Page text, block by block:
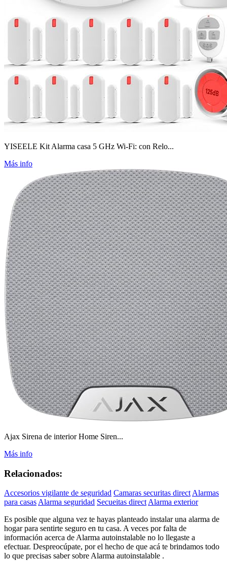
YISEELE Kit Alarma casa 5 GHz Wi-Fi: con Relo...
Más info
Ajax Sirena de interior Home Siren...
Más info
Relacionados:
Accesorios vigilante de seguridad Camaras securitas direct Alarmas
para casas Alarma seguridad Secueitas direct Alarma exterior
Es posible que alguna vez te hayas planteado instalar una alarma de
hogar para sentirte seguro en tu casa. A veces por falta de
información acerca de Alarma autoinstalable no lo llegaste a
efectuar. Despreocúpate, por el hecho de que acá te brindamos todo
lo que precisas saber sobre Alarma autoinstalable .